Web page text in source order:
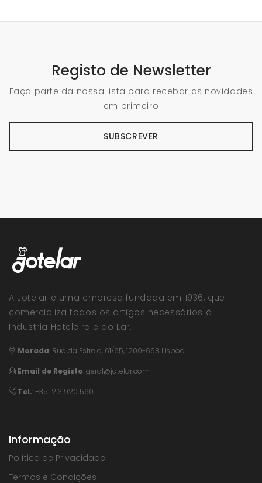
Registo de Newsletter
Faça parte da nossa lista para recebar as novidades
em primeiro
SUBSCREVER
A Jotelar é uma empresa fundada em 1936, que
comercializa todos os artigos necessários à
Industria Hoteleira e ao Lar.
Morada: Rua da Estrela, 61/65, 1200-668 Lisboa
Email de Registo:geral@jotelar.com
Tel.: +351 213 920 560
Informação
Política de Privacidade
Termos e Condições